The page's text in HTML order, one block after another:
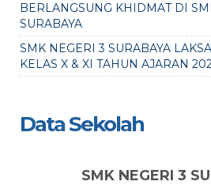
BERLANGSUNG KHIDMAT DI
SURABAYA
SMK NEGERI 3 SURABAYA
KELAS X & XI TAHUN AJARAN
Data Sekolah
SMK NEGERI 3